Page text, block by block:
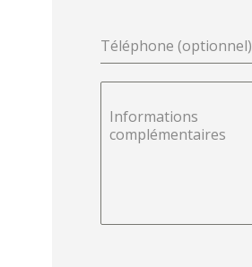
Téléphone (optionnel)
Informations
complémentaires